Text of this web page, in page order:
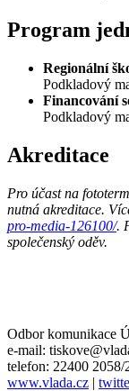
Program
Regionální
Podkladový
Financování
Podkladový
Akreditace
Pro účast na
nutná akreditace.
pro-media-126100/.
společenský oděv.
Odbor komunikace
e-mail:
telefon: 22400
www.vlada.cz |